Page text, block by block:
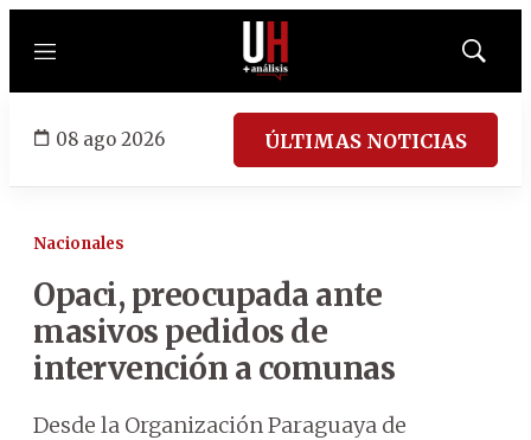
Menú
Mostrar
08 ago 2026 ÚLTIMAS NOTICIAS
Nacionales
Opaci, preocupada ante
masivos pedidos de
intervención a comunas
Desde la Organización Paraguaya de